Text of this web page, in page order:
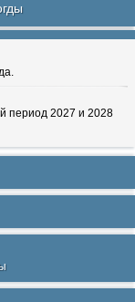
период 2027 и 2028